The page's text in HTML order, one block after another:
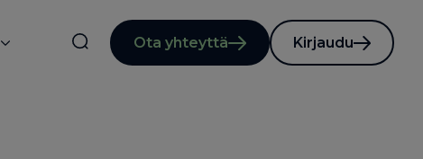
Ota yhteyttä Kirjaudu